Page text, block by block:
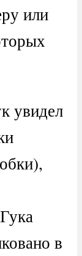
или
увидел
в